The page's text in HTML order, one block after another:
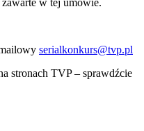
w tej umowie.
serialkonkurs@tvp.pl
stronach TVP – sprawdźcie